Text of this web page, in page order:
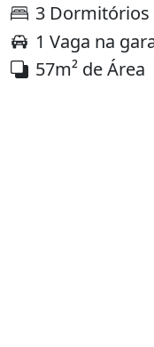
3 Dormitórios
1 Vaga na
57m² de Área